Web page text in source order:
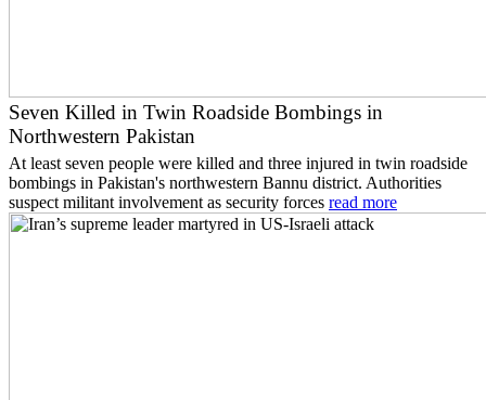
Seven Killed in Twin Roadside Bombings in
Northwestern Pakistan
At least seven people were killed and three injured in twin roadside
bombings in Pakistan's northwestern Bannu district. Authorities
suspect militant involvement as security forces read more